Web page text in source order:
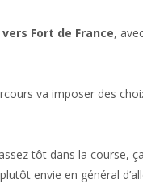
Fort de France,
va imposer des
tôt dans la course,
envie en général